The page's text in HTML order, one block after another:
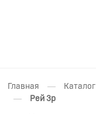
Главная — Каталог
— Рей 3р